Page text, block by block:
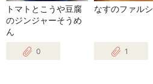
トマトとこうや豆腐
のジンジャーそうめ
ん
0
なすのファルシ
1